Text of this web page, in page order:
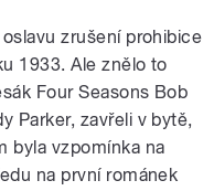
zrušení prohibice
1933. Ale znělo to
Four Seasons Bob
Parker, zavřeli v bytě,
byla vzpomínka na
na první románek